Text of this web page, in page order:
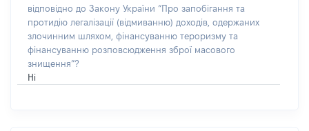
відповідно до Закону України “Про запобігання та
протидію легалізації (відмиванню) доходів, одержаних
злочинним шляхом, фінансуванню тероризму та
фінансуванню розповсюдження зброї масового
знищення”?
Ні